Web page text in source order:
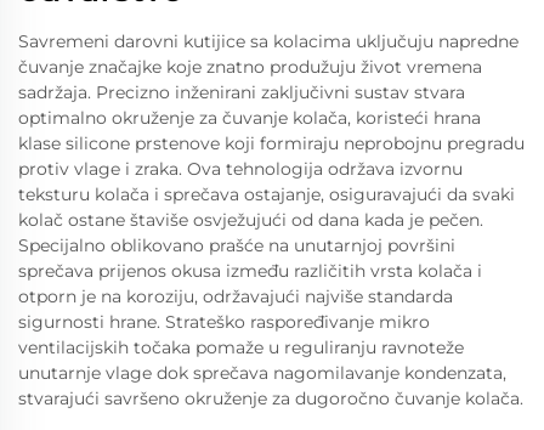
Savremeni darovni kutijice sa kolacima uključuju napredne
čuvanje značajke koje znatno produžuju život vremena
sadržaja. Precizno inženirani zaključivni sustav stvara
optimalno okruženje za čuvanje kolača, koristeći hrana
klase silicone prstenove koji formiraju neprobojnu pregradu
protiv vlage i zraka. Ova tehnologija održava izvornu
teksturu kolača i sprečava ostajanje, osiguravajući da svaki
kolač ostane štaviše osvježujući od dana kada je pečen.
Specijalno oblikovano prašće na unutarnjoj površini
sprečava prijenos okusa između različitih vrsta kolača i
otporn je na koroziju, održavajući najviše standarda
sigurnosti hrane. Strateško raspoređivanje mikro
ventilacijskih točaka pomaže u reguliranju ravnoteže
unutarnje vlage dok sprečava nagomilavanje kondenzata,
stvarajući savršeno okruženje za dugoročno čuvanje kolača.